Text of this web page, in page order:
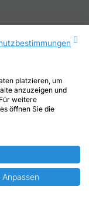
platzieren, um
anzuzeigen und
weitere
öffnen Sie die
Anpassen